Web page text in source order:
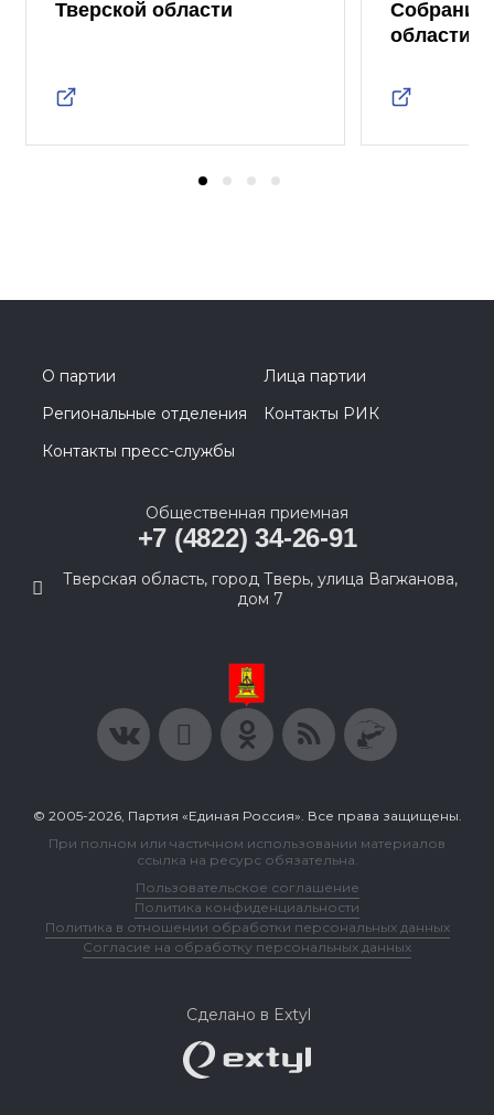
Тверской области
Собрания
области
О партии
Лица партии
Региональные отделения
Контакты РИК
Контакты пресс-службы
Общественная приемная
+7 (4822) 34-26-91
Тверская область, город Тверь, улица Вагжанова,
дом 7
© 2005-2026, Партия «Единая Россия». Все права защищены.
При полном или частичном использовании материалов
ссылка на ресурс обязательна.
Пользовательское соглашение
Политика конфиденциальности
Политика в отношении обработки персональных данных
Согласие на обработку персональных данных
Сделано в Extyl